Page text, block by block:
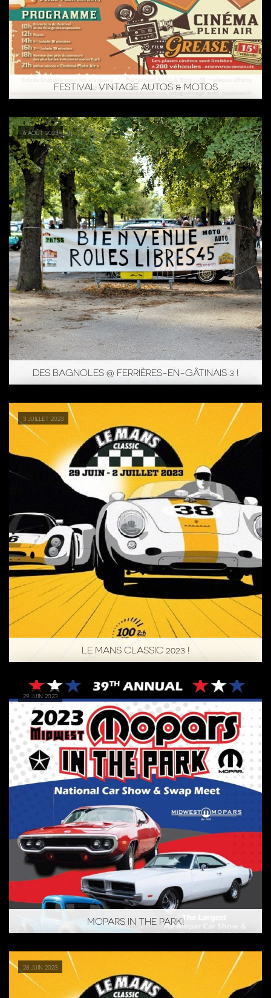
FESTIVAL VINTAGE AUTOS & MOTOS
6 août 2023
DES BAGNOLES @ FERRIÈRES-EN-GÂTINAIS 3 !
3 juillet 2023
LE MANS CLASSIC 2023 !
29 juin 2023
MOPARS IN THE PARK!
28 juin 2023